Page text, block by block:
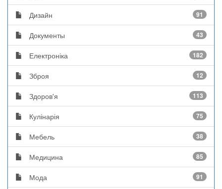
Дизайн 91
Документы 43
Електроніка 182
Зброя 12
Здоров'я 113
Кулінарія 75
Мебель 38
Медицина 85
Мода 91